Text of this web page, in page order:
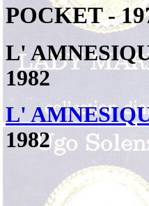
POCKET -
L'
1982
L'
1982